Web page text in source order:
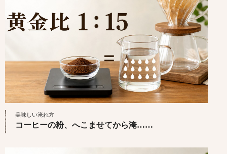
美味しい淹れ方
コーヒーの粉、へこませてから淹……